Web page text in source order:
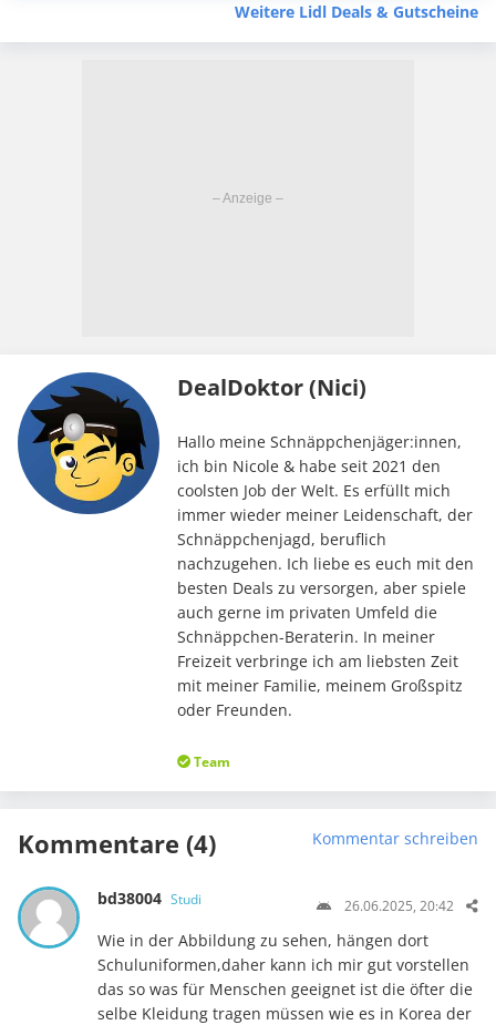
Weitere Lidl Deals & Gutscheine
DealDoktor (Nici)
Hallo meine Schnäppchenjäger:innen,
ich bin Nicole & habe seit 2021 den
coolsten Job der Welt. Es erfüllt mich
immer wieder meiner Leidenschaft, der
Schnäppchenjagd, beruflich
nachzugehen. Ich liebe es euch mit den
besten Deals zu versorgen, aber spiele
auch gerne im privaten Umfeld die
Schnäppchen-Beraterin. In meiner
Freizeit verbringe ich am liebsten Zeit
mit meiner Familie, meinem Großspitz
oder Freunden.
Team
Kommentare (4) Kommentar schreiben
bd38004 Studi 26.06.2025, 20:42
Wie in der Abbildung zu sehen, hängen dort
Schuluniformen,daher kann ich mir gut vorstellen
das so was für Menschen geeignet ist die öfter die
selbe Kleidung tragen müssen wie es in Korea der